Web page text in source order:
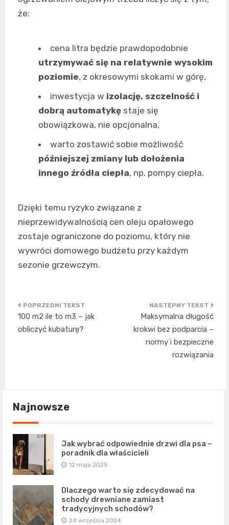
że:
cena litra będzie prawdopodobnie
utrzymywać się na relatywnie wysokim
poziomie, z okresowymi skokami w górę,
inwestycja w izolację, szczelność i
dobrą automatykę staje się
obowiązkowa, nie opcjonalna,
warto zostawić sobie możliwość
późniejszej zmiany lub dołożenia
innego źródła ciepła, np. pompy ciepła.
Dzięki temu ryzyko związane z
nieprzewidywalnością cen oleju opałowego
zostaje ograniczone do poziomu, który nie
wywróci domowego budżetu przy każdym
sezonie grzewczym.
Nawigacja
wpisu
100 m2 ile to m3 – jak
obliczyć kubaturę?
Maksymalna długość
krokwi bez podparcia –
normy i bezpieczne
rozwiązania
Najnowsze
Jak wybrać odpowiednie drzwi dla psa –
poradnik dla właścicieli
12 maja 2025
Dlaczego warto się zdecydować na
schody drewniane zamiast
tradycyjnych schodów?
24 września 2024